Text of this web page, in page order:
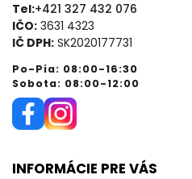
Tel:+421 327 432 076
IČO: 3631 4323
IČ DPH: SK2020177731
Po-Pia: 08:00-16:30
Sobota: 08:00-12:00
INFORMÁCIE PRE VÁS